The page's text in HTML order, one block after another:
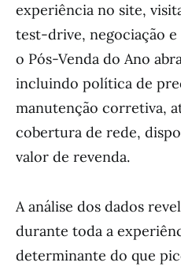
experiência no site,
test-drive, negociação
o Pós-Venda do Ano
incluindo política de
manutenção corretiva,
cobertura de rede,
valor de revenda.
A análise dos dados
durante toda a
determinante do que